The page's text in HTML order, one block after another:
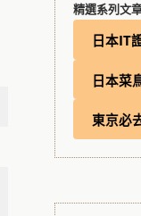
精選系列文
日本IT
日本菜
東京必